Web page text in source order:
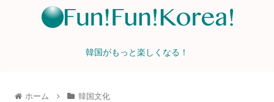
韓国がもっと楽しくなる！
ホーム 韓国文化